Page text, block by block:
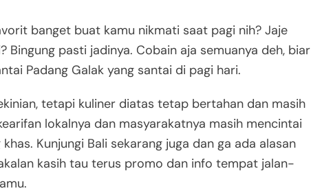
banget buat kamu nikmati saat pagi nih? Jaje
Bingung pasti jadinya. Cobain aja semuanya deh, biar
Padang Galak yang santai di pagi hari.
tetapi kuliner diatas tetap bertahan dan masih
lokalnya dan masyarakatnya masih mencintai
Kunjungi Bali sekarang juga dan ga ada alasan
kasih tau terus promo dan info tempat jalan-